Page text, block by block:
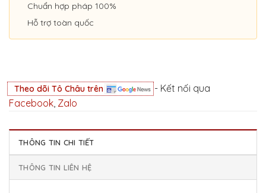
Chuẩn hợp pháp 100%
Hỗ trợ toàn quốc
Theo dõi Tô Châu trên
- Kết nối qua
Facebook, Zalo
THÔNG TIN CHI TIẾT
THÔNG TIN LIÊN HỆ